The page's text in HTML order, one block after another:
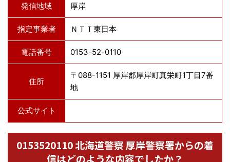
発信地域 厚岸
指定事業者 ＮＴＴ東日本
電話番号 0153-52-0110
住所
〒088-1151 厚岸郡厚岸町真栄町1丁目7番
地
公式サイト
0153520110 北海道警察 厚岸警察署からの着
信はどのような内容でしたか？